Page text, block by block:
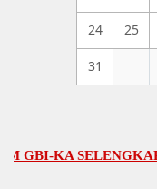
24 25
31
KA